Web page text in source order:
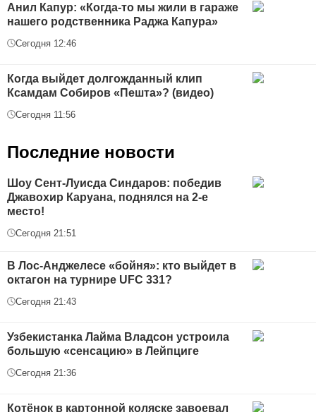
Анил Капур: «Когда-то мы жили в гараже
нашего родственника Раджа Капура»
Сегодня 12:46
Когда выйдет долгожданный клип
Ксамдам Собиров «Пешта»? (видео)
Сегодня 11:56
Последние новости
Шоу Сент-Луисда Синдаров: победив
Джавохир Каруана, поднялся на 2-е
место!
Сегодня 21:51
В Лос-Анджелесе «бойня»: кто выйдет в
октагон на турнире UFC 331?
Сегодня 21:43
Узбекистанка Лайма Владсон устроила
большую «сенсацию» в Лейпциге
Сегодня 21:36
Котёнок в картонной коляске завоевал